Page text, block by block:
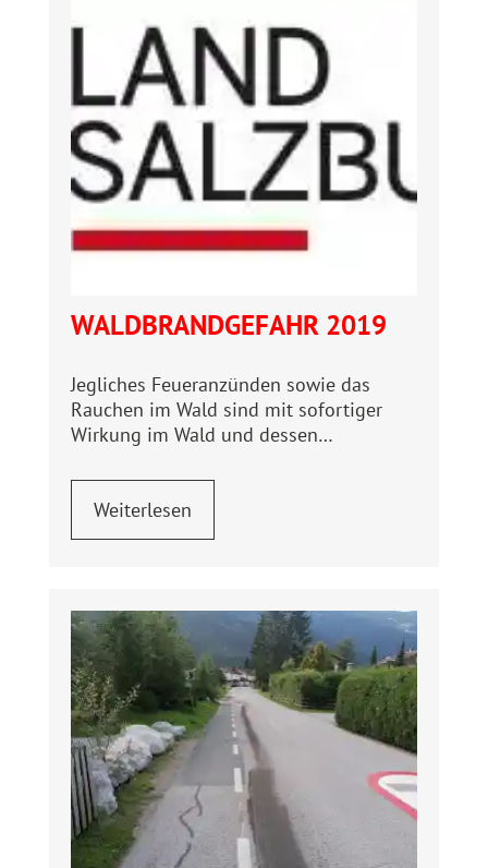
WALDBRANDGEFAHR 2019
Jegliches Feueranzünden sowie das
Rauchen im Wald sind mit sofortiger
Wirkung im Wald und dessen…
Weiterlesen